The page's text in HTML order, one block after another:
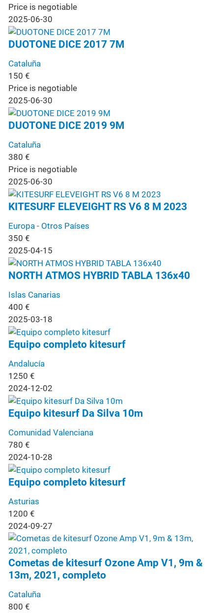
Price is negotiable
2025-06-30
DUOTONE DICE 2017 7M
Cataluña
150 €
Price is negotiable
2025-06-30
DUOTONE DICE 2019 9M
Cataluña
380 €
Price is negotiable
2025-06-30
KITESURF ELEVEIGHT RS V6 8 M 2023
Europa - Otros Países
350 €
2025-04-15
NORTH ATMOS HYBRID TABLA 136x40
Islas Canarias
400 €
2025-03-18
Equipo completo kitesurf
Andalucía
1250 €
2024-12-02
Equipo kitesurf Da Silva 10m
Comunidad Valenciana
780 €
2024-10-28
Equipo completo kitesurf
Asturias
1200 €
2024-09-27
Cometas de kitesurf Ozone Amp V1, 9m &
13m, 2021, completo
Cataluña
800 €